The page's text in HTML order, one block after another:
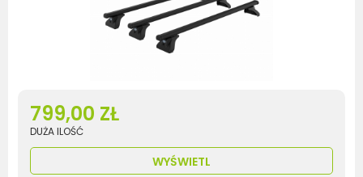
799,00 ZŁ
DUŻA ILOŚĆ
WYŚWIETL